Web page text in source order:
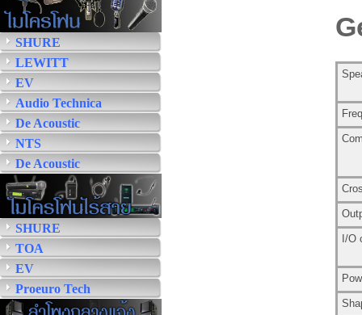
SHURE
LEWITT
EV
Audio Technica
De Acoustic
NTS
De Acoustic
SHURE
TOA
EV
Proeuro Tech
I/O